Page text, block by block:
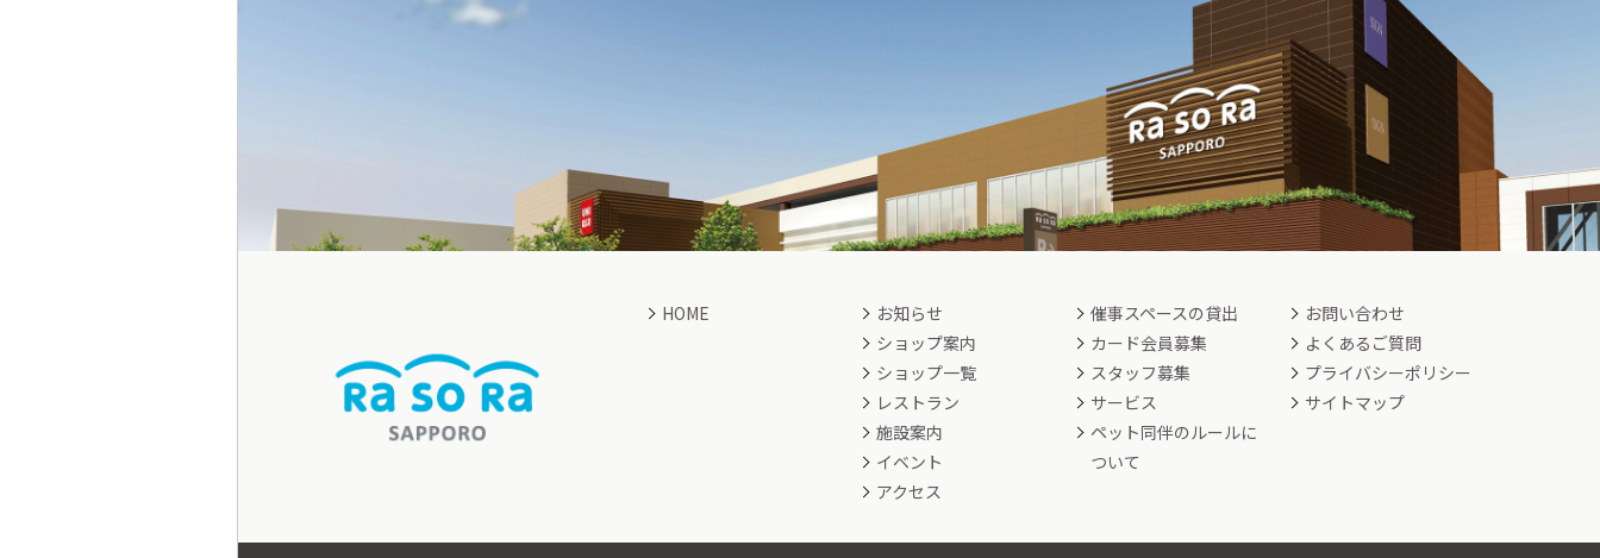
HOME
お知らせ
ショップ案内
ショップ一覧
レストラン
施設案内
イベント
アクセス
催事スペースの貸出
カード会員募集
スタッフ募集
サービス
ペット同伴のルールに
ついて
お問い合わせ
よくあるご質問
プライバシーポリシー
サイトマップ